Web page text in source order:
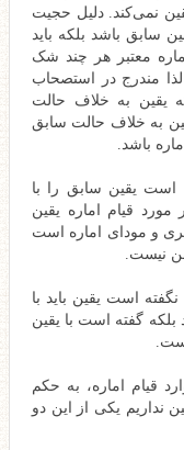
نمی‌کند. دلیل حجیت
سابق باشد بلکه باید
معتبر هر چند شک
مندرج در استصحاب
یقین به خلاف حالت
به خلاف حالت سابق
باشد.
است یقین سابق را با
قیام اماره یقین
و مودای اماره است
نیست.
است یقین باید با
گفته است با یقین
قیام اماره، به حکم
نداریم یکی از این دو